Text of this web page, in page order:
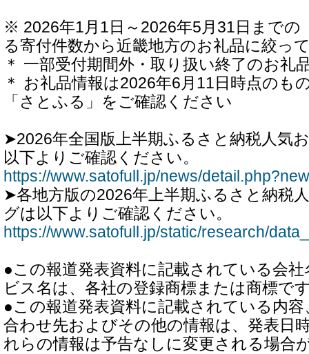
※ 2026年1月1日～2026年5月31日までの
る寄付件数から近畿地方のお礼品に絞っ
＊ 一部受付期間外・取り扱い終了のお礼
＊ お礼品情報は2026年6月11日時点のも
「さとふる」をご確認ください
➤2026年全国版上半期ふるさと納税人気
以下よりご確認ください。
https://www.satofull.jp/news/
➤各地方版の2026年上半期ふるさと納税
グは以下よりご確認ください。
https://www.satofull.jp/static/research/
●この報道発表資料に記載されている会
ビス名は、各社の登録商標または商標で
●この報道発表資料に記載されている内
合わせ先およびその他の情報は、発表日
れらの情報は予告なしに変更される場合